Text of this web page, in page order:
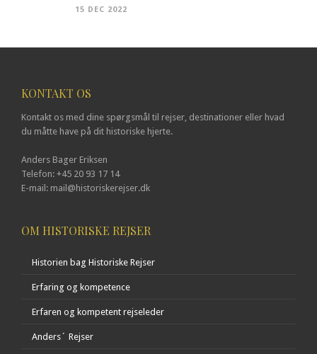
15 DEC 2022
KONTAKT OS
Kontakt os med dine spørgsmål til rejser, destinationer eller hvad
du måtte have på dit historiske hjerte.
Anders Bager Eriksen
Telefon: +45 20 93 17 14
E-mail: mail@historiskerejser.dk
OM HISTORISKE REJSER
Historien bag Historiske Rejser
Erfaring og kompetence
Erfaren og kompetent rejseleder
Anders´ Rejser